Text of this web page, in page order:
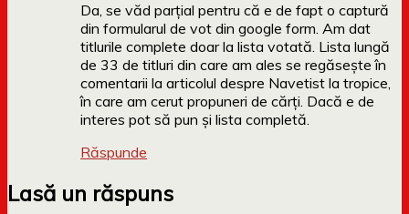
Da, se văd parțial pentru că e de fapt o captură
din formularul de vot din google form. Am dat
titlurile complete doar la lista votată. Lista lungă
de 33 de titluri din care am ales se regăsește în
comentarii la articolul despre Navetist la tropice,
în care am cerut propuneri de cărți. Dacă e de
interes pot să pun și lista completă.
Răspunde
Lasă un răspuns